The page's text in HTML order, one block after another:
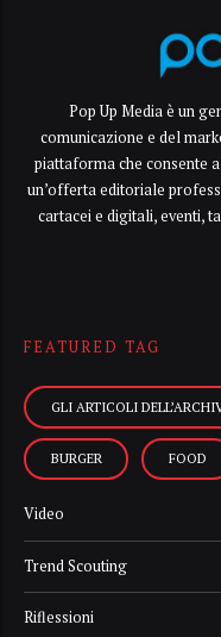
Pop Up Media è un
comunicazione e del
piattaforma che consente
un’offerta editoriale
cartacei e digitali, eventi,
FEATURED TAG
GLI ARTICOLI
BURGER FOOD
Video
Trend Scouting
Riflessioni